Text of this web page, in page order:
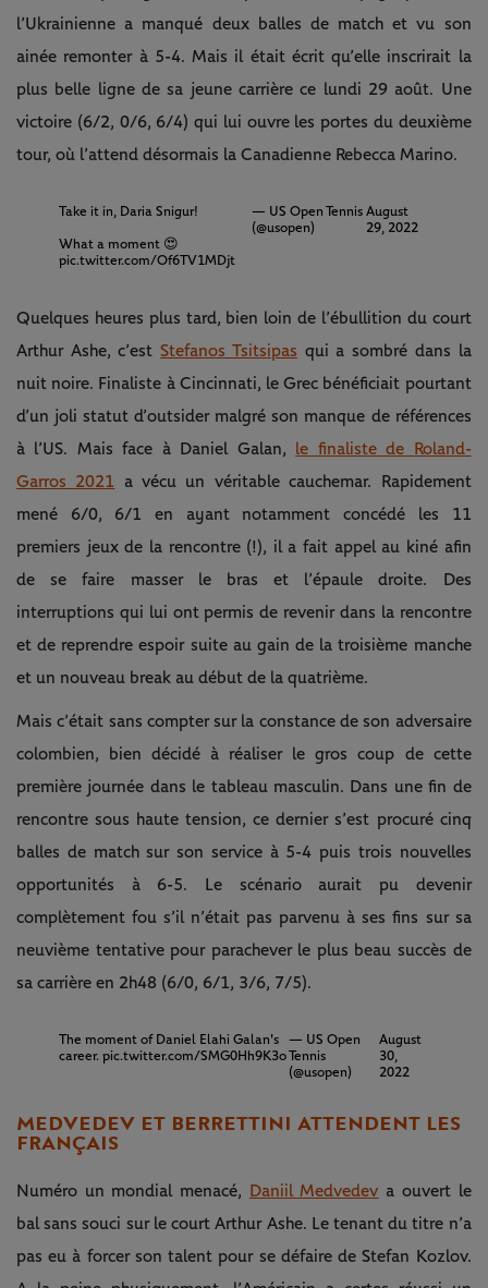
l’Ukrainienne a manqué deux balles de match et vu son
ainée remonter à 5-4. Mais il était écrit qu’elle inscrirait la
plus belle ligne de sa jeune carrière ce lundi 29 août. Une
victoire (6/2, 0/6, 6/4) qui lui ouvre les portes du deuxième
tour, où l’attend désormais la Canadienne Rebecca Marino.
Take it in, Daria Snigur!
What a moment 😍
pic.twitter.com/Of6TV1MDjt
— US Open Tennis
(@usopen)
August
29, 2022
Quelques heures plus tard, bien loin de l’ébullition du court
Arthur Ashe, c’estStefanos Tsitsipas qui a sombré dans la
nuit noire. Finaliste à Cincinnati, le Grec bénéficiait pourtant
d’un joli statut d’outsider malgré son manque de références
à l’US. Mais face à Daniel Galan,
le finaliste de Roland-
Garros 2021 a vécu un véritable cauchemar. Rapidement
mené 6/0, 6/1 en ayant notamment concédé les 11
premiers jeux de la rencontre (!), il a fait appel au kiné afin
de se faire masser le bras et l’épaule droite. Des
interruptions qui lui ont permis de revenir dans la rencontre
et de reprendre espoir suite au gain de la troisième manche
et un nouveau break au début de la quatrième.
Mais c’était sans compter sur la constance de son adversaire
colombien, bien décidé à réaliser le gros coup de cette
première journée dans le tableau masculin. Dans une fin de
rencontre sous haute tension, ce dernier s’est procuré cinq
balles de match sur son service à 5-4 puis trois nouvelles
opportunités à 6-5. Le scénario aurait pu devenir
complètement fou s’il n’était pas parvenu à ses fins sur sa
neuvième tentative pour parachever le plus beau succès de
sa carrière en 2h48 (6/0, 6/1, 3/6, 7/5).
The moment of Daniel Elahi Galan's
career. pic.twitter.com/SMG0Hh9K3o
— US Open
Tennis
(@usopen)
August
30,
2022
MEDVEDEV ET BERRETTINI ATTENDENT LES
FRANÇAIS
Numéro un mondial menacé, Daniil Medvedev a ouvert le
bal sans souci sur le court Arthur Ashe. Le tenant du titre n’a
pas eu à forcer son talent pour se défaire de Stefan Kozlov.